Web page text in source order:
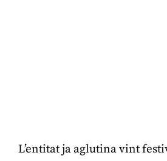
L’entitat ja aglutina vint